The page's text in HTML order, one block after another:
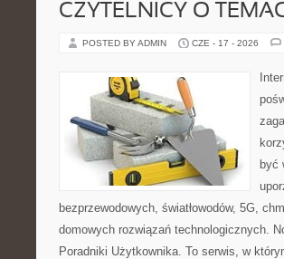
CZYTELNICY O
POSTED BY ADMIN CZE - 17 - 2026
być
bezprzewodowych, światłowodów, 5G,
domowych rozwiązań technologicznych.
Poradniki Użytkownika. To serwis, w